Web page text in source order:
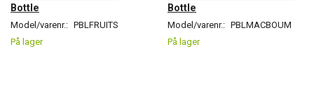
Bottle
Model/varenr.: PBLFRUITS
På lager
Bottle
Model/varenr.: PBLMACBOUM
På lager